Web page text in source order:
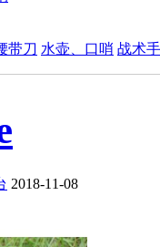
带刀 水壶、口哨 战术
2018-11-08